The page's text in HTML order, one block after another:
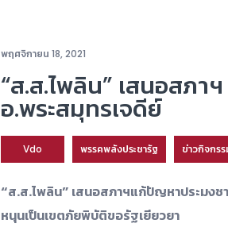
พฤศจิกายน 18, 2021
“ส.ส.ไพลิน” เสนอสภ
อ.พระสมุทรเจดีย์
Vdo พรรคพลังประชารัฐ ข่าวกิจกร
“ส.ส.ไพลิน” เสนอสภาฯแก้ปัญหาประมงช
หนุนเป็นเขตภัยพิบัติขอรัฐเยียวยา